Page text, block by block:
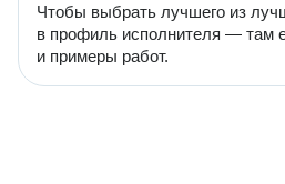
Чтобы выбрать лучшего из
в профиль исполнителя — там
и примеры работ.